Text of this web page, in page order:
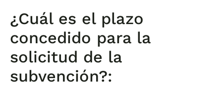
¿Cuál es el plazo
concedido para la
solicitud de la
subvención?: